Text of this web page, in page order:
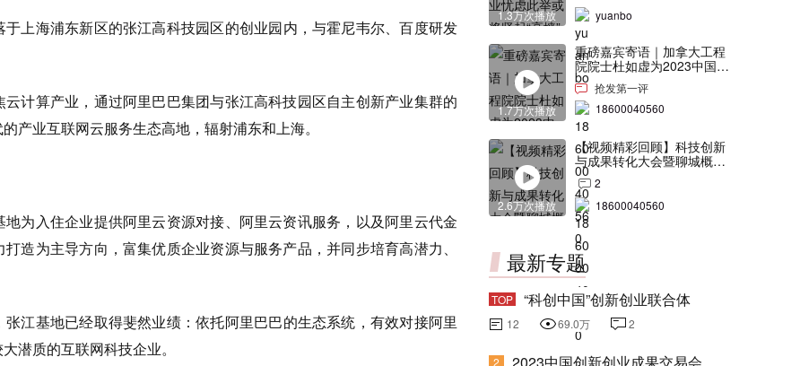
于上海浦东新区的张江高科技园区的创业园内，与霍尼韦尔、百度研发
计算产业，通过阿里巴巴集团与张江高科技园区自主创新产业集群的
产业互联网云服务生态高地，辐射浦东和上海。
为入住企业提供阿里云资源对接、阿里云资讯服务，以及阿里云代金
造为主导方向，富集优质企业资源与服务产品，并同步培育高潜力、
张江基地已经取得斐然业绩：依托阿里巴巴的生态系统，有效对接阿里
潜质的互联网科技企业。
1.3万次播放
yuanbo
1.7万次播放
重磅嘉宾寄语｜加拿大工程
院院士杜如虚为2023中国创
交会打Call！
抢发第一评
18600040560
2.6万次播放
【视频精彩回顾】科技创新
与成果转化大会暨聊城概念
验证中心合作签约仪式
2
18600040560
最新专题
TOP “科创中国”创新创业联合体
12 69.0万 2
2